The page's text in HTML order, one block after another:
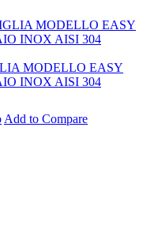
MODELLO EASY
INOX AISI 304
Add to Compare